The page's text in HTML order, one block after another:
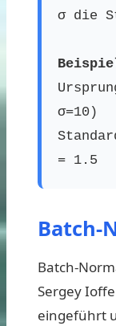
σ die
σ=10)
= 1.5
Batch-
Batch-
Sergey
eingeführt